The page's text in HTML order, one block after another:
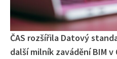
ČAS rozšířila Datový
další milník zavádění BIM v